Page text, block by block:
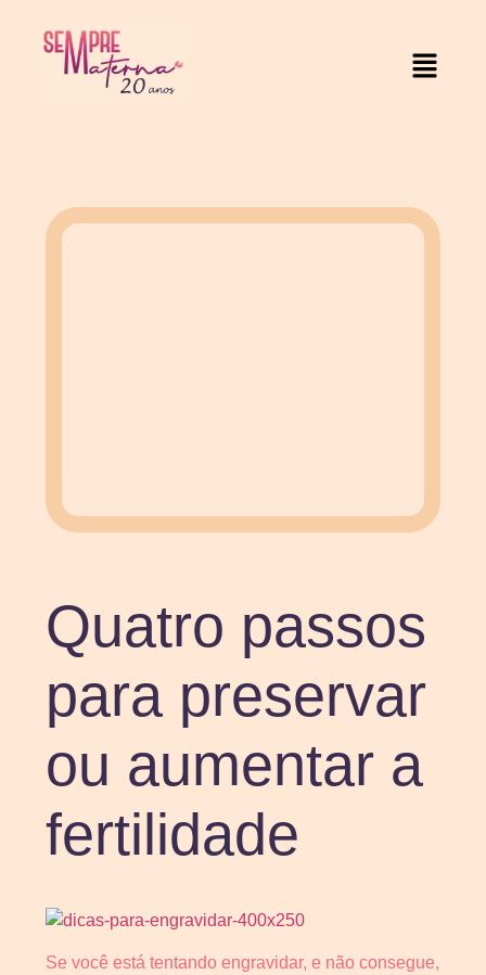
Quatro passos
para preservar
ou aumentar a
fertilidade
Se você está tentando engravidar, e não consegue,